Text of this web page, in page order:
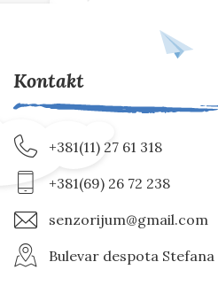
Kontakt
+381(11) 27 61 318
+381(69) 26 72 238
senzorijum@gmail.com
Bulevar despota